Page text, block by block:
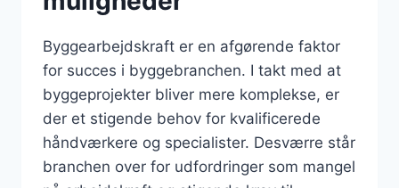
Byggearbejdskraft er en afgørende faktor
for succes i byggebranchen. I takt med at
byggeprojekter bliver mere komplekse, er
der et stigende behov for kvalificerede
håndværkere og specialister. Desværre står
branchen over for udfordringer som mangel